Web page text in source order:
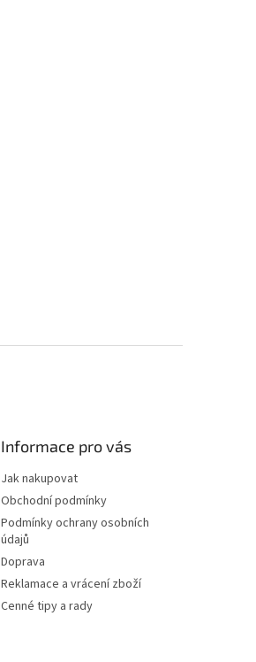
Informace pro vás
Jak nakupovat
Obchodní podmínky
Podmínky ochrany osobních
údajů
Doprava
Reklamace a vrácení zboží
Cenné tipy a rady